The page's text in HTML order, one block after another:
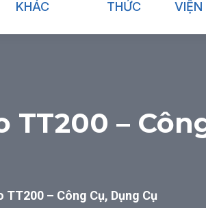
KHÁC THỨC VIỆN
TT200 –
TT200 – Công Cụ, Dụng Cụ